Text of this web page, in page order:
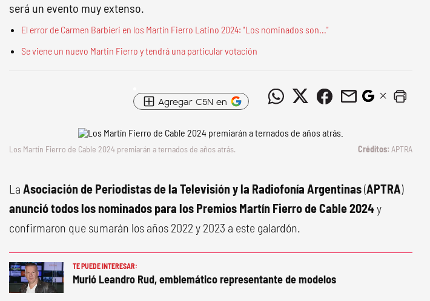
será un evento muy extenso.
El error de Carmen Barbieri en los Martín Fierro Latino 2024: "Los nominados son..."
Se viene un nuevo Martin Fierro y tendrá una particular votación
Agregar C5N en
Los Martín Fierro de Cable 2024 premiarán a ternados de años atrás. APTRA
La Asociación de Periodistas de la Televisión y la Radiofonía Argentinas(APTRA)
anunció todos los nominados para los Premios Martín Fierro de Cable 2024y
confirmaron que sumarán los años 2022 y 2023 a este galardón.
TE PUEDE INTERESAR:
Murió Leandro Rud, emblemático representante de modelos